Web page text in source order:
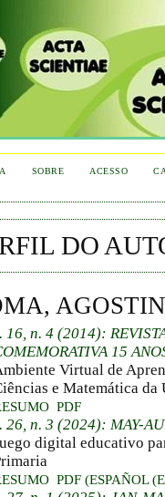
SOBRE ACESSO
DO
16, n. 4 (2014):
15
Virtual de
e Matemática da
PDF
26, n. 3 (2024): MAY-
digital educativo
PDF (ESPAÑOL